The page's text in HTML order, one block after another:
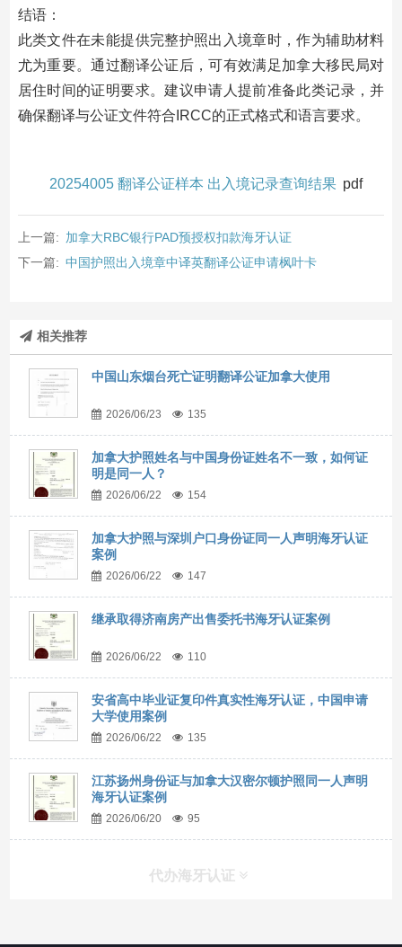
结语：
此类文件在未能提供完整护照出入境章时，作为辅助材料
尤为重要。通过翻译公证后，可有效满足加拿大移民局对
居住时间的证明要求。建议申请人提前准备此类记录，并
确保翻译与公证文件符合IRCC的正式格式和语言要求。
20254005 翻译公证样本 出入境记录查询结果 pdf
上一篇: 加拿大RBC银行PAD预授权扣款海牙认证
下一篇: 中国护照出入境章中译英翻译公证申请枫叶卡
相关推荐
中国山东烟台死亡证明翻译公证加拿大使用
2026/06/23 135
加拿大护照姓名与中国身份证姓名不一致，如何证
明是同一人？
2026/06/22 154
加拿大护照与深圳户口身份证同一人声明海牙认证
案例
2026/06/22 147
继承取得济南房产出售委托书海牙认证案例
2026/06/22 110
安省高中毕业证复印件真实性海牙认证，中国申请
大学使用案例
2026/06/22 135
江苏扬州身份证与加拿大汉密尔顿护照同一人声明
海牙认证案例
2026/06/20 95
代办海牙认证